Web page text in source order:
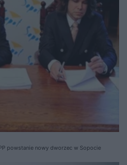
powstanie nowy dworzec w Sopocie